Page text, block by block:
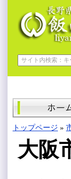
トップページ »
大阪